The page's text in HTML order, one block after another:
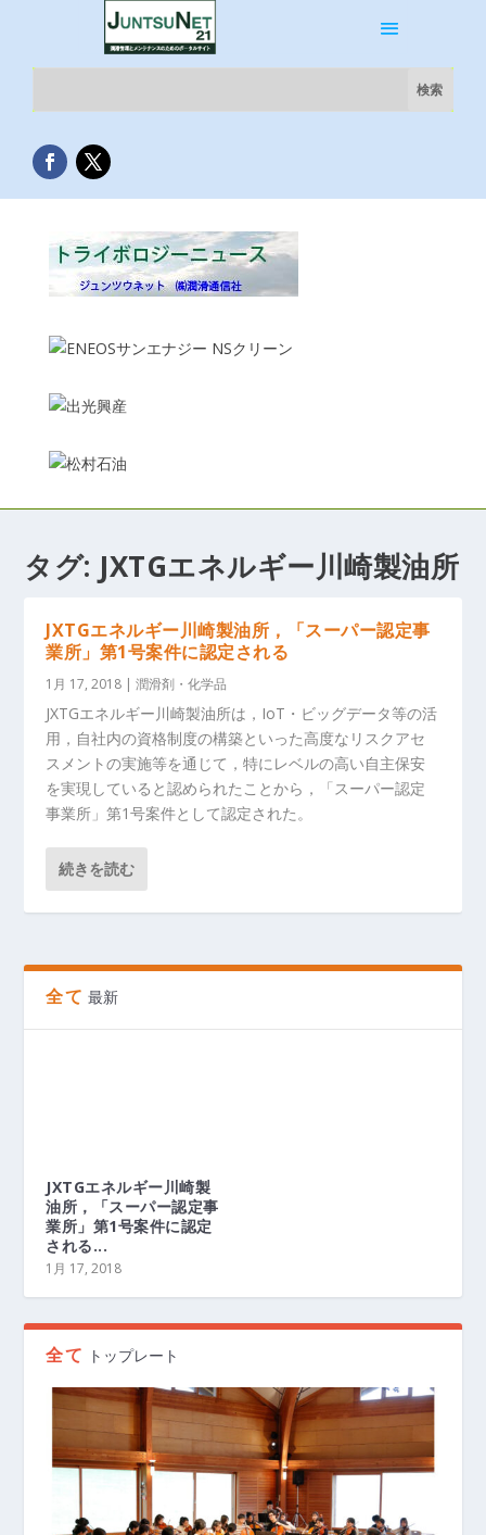
タグ: JXTGエネルギー川崎製油所
JXTGエネルギー川崎製油所，「スーパー認定事
業所」第1号案件に認定される
1月 17, 2018 |潤滑剤・化学品
JXTGエネルギー川崎製油所は，IoT・ビッグデータ等の活
用，自社内の資格制度の構築といった高度なリスクアセ
スメントの実施等を通じて，特にレベルの高い自主保安
を実現していると認められたことから，「スーパー認定
事業所」第1号案件として認定された。
続きを読む
全て 最新
JXTGエネルギー川崎製
油所，「スーパー認定事
業所」第1号案件に認定
される...
1月 17, 2018
全て トップレート